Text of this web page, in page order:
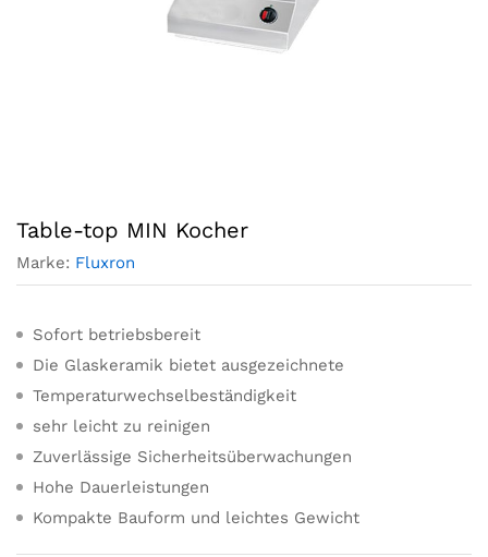
Table-top MIN Kocher
Marke: Fluxron
Sofort betriebsbereit
Die Glaskeramik bietet ausgezeichnete
Temperaturwechselbeständigkeit
sehr leicht zu reinigen
Zuverlässige Sicherheitsüberwachungen
Hohe Dauerleistungen
Kompakte Bauform und leichtes Gewicht